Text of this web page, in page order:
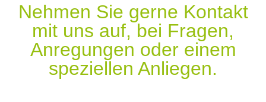
Nehmen Sie gerne Kontakt
mit uns auf, bei Fragen,
Anregungen oder einem
speziellen Anliegen.